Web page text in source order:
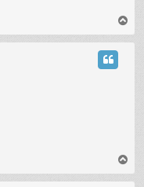
o
p
o
p